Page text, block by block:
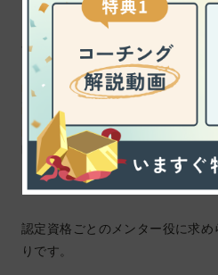
3.メンターのコーチングを
認定資格を取得するには一定時
てICFの規定を満たすメンターの
以上の期間にわたり受ける必要
時間は1対1でなければならず、
グループでのセッションでも構
認定資格ごとのメンター役に求
りです。